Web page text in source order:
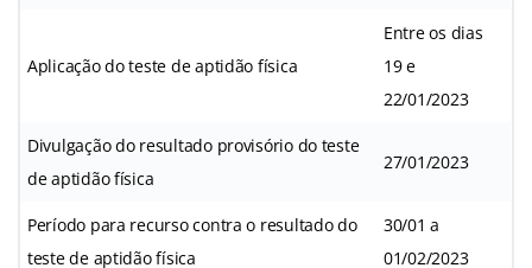
Aplicação do teste de aptidão física
Entre os dias
19 e
22/01/2023
Divulgação do resultado provisório do teste
de aptidão física
27/01/2023
Período para recurso contra o resultado do
teste de aptidão física
30/01 a
01/02/2023